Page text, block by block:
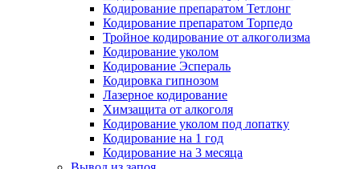
Кодирование препаратом Тетлонг
Кодирование препаратом Торпедо
Тройное кодирование от алкоголизма
Кодирование уколом
Кодирование Эспераль
Кодировка гипнозом
Лазерное кодирование
Химзащита от алкоголя
Кодирование уколом под лопатку
Кодирование на 1 год
Кодирование на 3 месяца